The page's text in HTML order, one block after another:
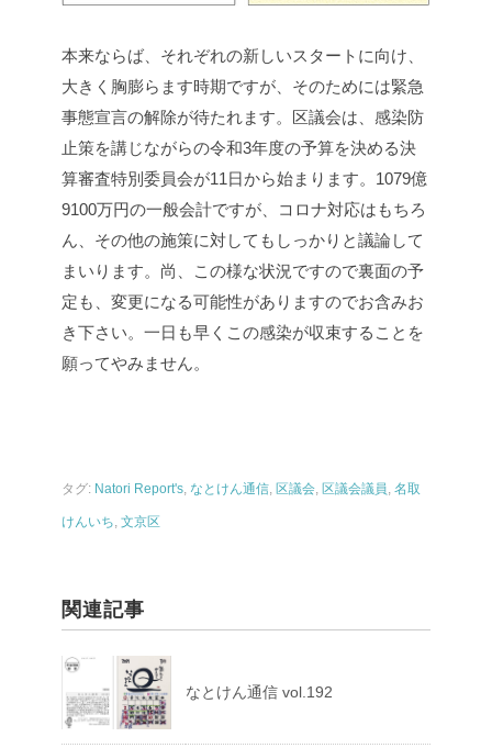
本来ならば、それぞれの新しいスタートに向け、
大きく胸膨らます時期ですが、そのためには緊急
事態宣言の解除が待たれます。区議会は、感染防
止策を講じながらの令和3年度の予算を決める決
算審査特別委員会が11日から始まります。1079億
9100万円の一般会計ですが、コロナ対応はもちろ
ん、その他の施策に対してもしっかりと議論して
まいります。尚、この様な状況ですので裏面の予
定も、変更になる可能性がありますのでお含みお
き下さい。一日も早くこの感染が収束することを
願ってやみません。
タグ: Natori Report's, なとけん通信, 区議会, 区議会議員, 名取
けんいち, 文京区
関連記事
なとけん通信 vol.192